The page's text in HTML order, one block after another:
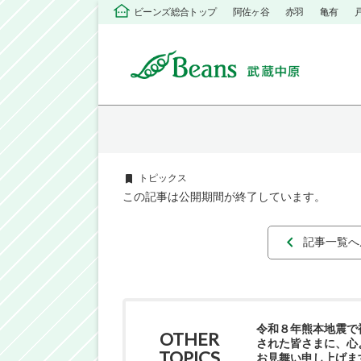
ビーンズ総合トップ 阿佐ヶ谷 赤羽 亀有
トピックス
この記事は公開期間が終了しています。
記事一覧
OTHER
令和８年熊本地震で
された皆さまに、心
お見舞い申し上げま